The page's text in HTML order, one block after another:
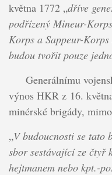
května 1772 „dříve
podřízený Mineur-
Korps a Sappeur-
budou tvořit pouze
Generálnímu
výnos HKR z 16.
minérské brigády,
„V budoucnosti se tato
sbor sestávající ze čtyř
hejtmanem nebo kpt.-